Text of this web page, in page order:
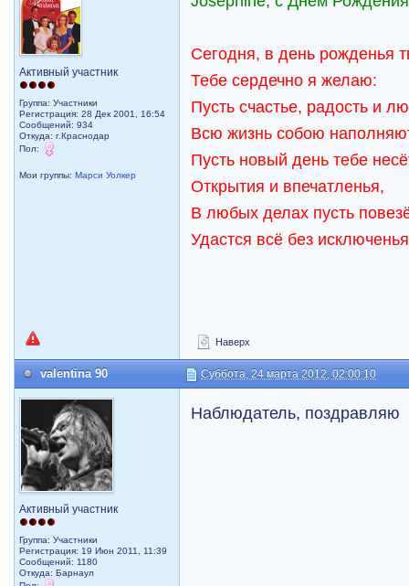
Активный участник
Группа: Участники
Регистрация: 28 Дек 2001, 16:54
Сообщений: 934
Откуда: г.Краснодар
Пол:
Мои группы:Марси Уолкер
Сегодня, в день рожденья
Тебе сердечно я желаю:
Пусть счастье, радость и
Всю жизнь собою
Пусть новый день тебе
Открытия и впечатленья,
В любых делах пусть
Удастся всё без
Наверх
valentina 90 Суббота, 24 марта 2012, 02:00:10
Активный участник
Группа: Участники
Регистрация: 19 Июн 2011, 11:39
Сообщений: 1180
Откуда: Барнаул
Наблюдатель, поздравляю